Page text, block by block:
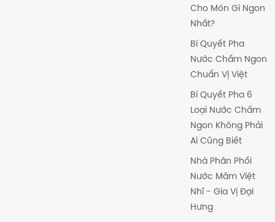
Cho Món Gì Ngon
Nhất?
Bí Quyết Pha
Nước Chấm Ngon
Chuẩn Vị Việt
Bí Quyết Pha 6
Loại Nước Chấm
Ngon Không Phải
Ai Cũng Biết
Nhà Phân Phối
Nước Măm Việt
Nhĩ - Gia Vị Đại
Hưng